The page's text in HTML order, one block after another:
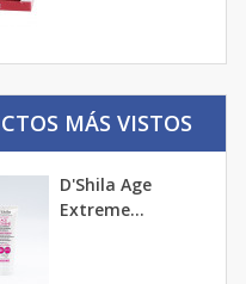
MÁS VISTOS
D'Shila Age
Extreme...